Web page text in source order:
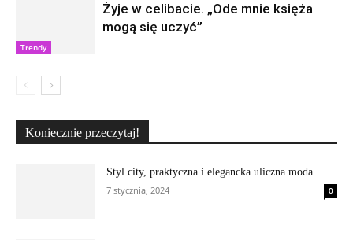
Trendy
Żyje w celibacie. „Ode mnie księża
mogą się uczyć”
Koniecznie przeczytaj!
Styl city, praktyczna i elegancka uliczna moda
7 stycznia, 2024
0